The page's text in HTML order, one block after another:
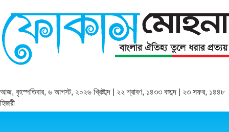
আজ, বৃহস্পতিবার, ৬ আগস্ট, ২০২৬ খ্রিষ্টাব্দ | ২২ শ্রাবণ, ১৪৩৩ বঙ্গাব্দ | ২৩ সফর, ১৪৪৮
হিজরী